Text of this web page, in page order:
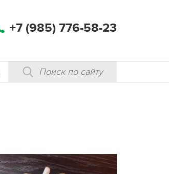
+7 (985) 776-58-23